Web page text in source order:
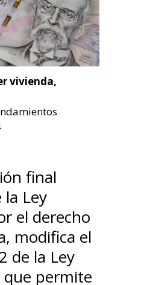
vivienda,
final
la Ley
el derecho
modifica el
de la Ley
permite